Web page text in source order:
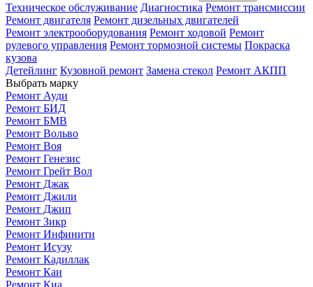
Техническое обслуживание Диагностика Ремонт трансмиссии
Ремонт двигателя Ремонт дизельных двигателей
Ремонт электрооборудования Ремонт ходовой Ремонт
рулевого управления Ремонт тормозной системы Покраска
кузова
Детейлинг Кузовной ремонт Замена стекол Ремонт АКПП
Выбрать марку
Ремонт Ауди
Ремонт БИД
Ремонт БМВ
Ремонт Вольво
Ремонт Воя
Ремонт Генезис
Ремонт Грейт Вол
Ремонт Джак
Ремонт Джили
Ремонт Джип
Ремонт Зикр
Ремонт Инфинити
Ремонт Исузу
Ремонт Кадиллак
Ремонт Каи
Ремонт Киа